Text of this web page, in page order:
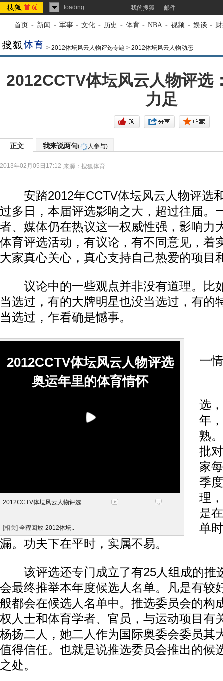
loading... 我的搜狐 邮件
首页 - 新闻 - 军事 - 文化 - 历史 - 体育 - NBA - 视频 - 娱谈 -
> 2012体坛风云人物评选专题 > 2012体坛风云人物动态
2012CCTV体坛风云人物评选
力足
正文 我来说两句( 人参与)
2013年02月05日17:12 来源： 搜狐体育
安踏2012年CCTV体坛风云人物评选
过多日，本届评选影响之大，超过往届。
者、媒体仍在热议这一权威性强，影响力
体育评选活动，有议论，有不同意见，着
大家真心关心，真心支持自己热爱的项目
议论中的一些观点并非没有道理。比
当选过，有的大牌明星也没当选过，有的
当选过，乍看确是憾事。
2012CCTV体坛风云人物评选
奥运年里的体育情怀
2012CCTV体坛风云人物评选
[相关] 全程回放-2012体坛..
一
选
年
熟
批
家
季
理
是
单
漏。功夫下在平时，实属不易。
该评选还专门成立了有25人组成的推
会最终推举本年度候选人名单。凡是有较
般都会在候选人名单中。推选委员会的构
权人士和体育学者、官员，与运动项目有
杨扬二人，她二人作为国际奥委会委员其
值得信任。也就是说推选委员会推出的候
之处。